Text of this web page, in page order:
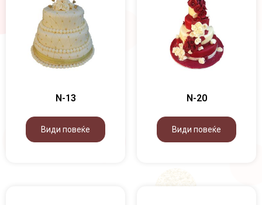
N-13
Види повеќе
N-20
Види повеќе